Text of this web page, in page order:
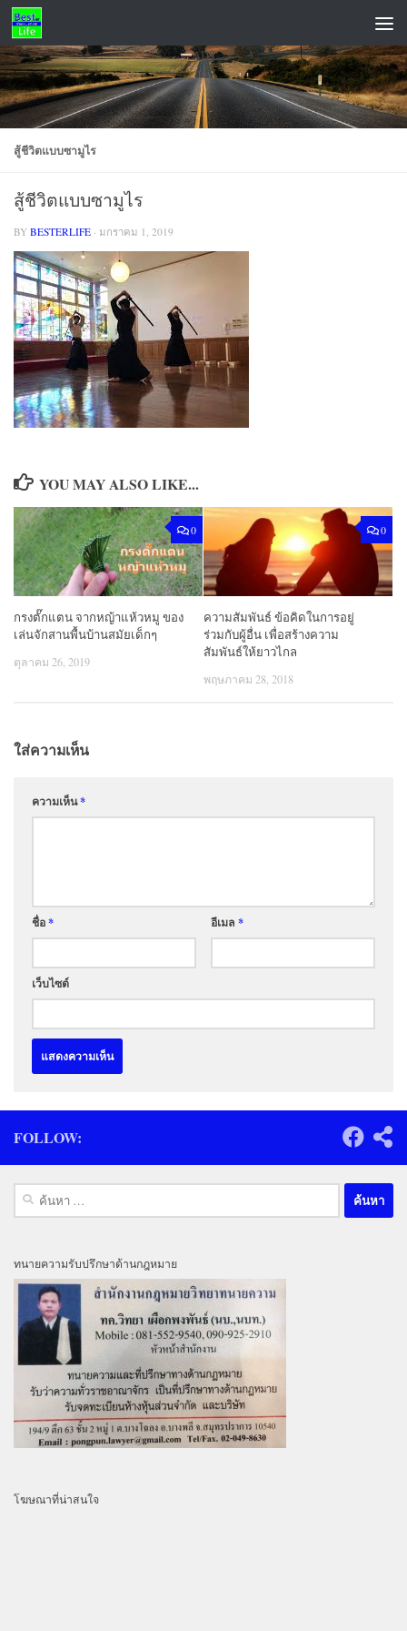
Skip to content
ADS
สู้ชีวิตแบบซามูไร
สู้ชีวิตแบบซามูไร
BY BESTERLIFE · มกราคม 1, 2019
YOU MAY ALSO LIKE...
0
กรงตั๊กแตน จากหญ้าแห้วหมู ของ
เล่นจักสานพื้นบ้านสมัยเด็กๆ
ตุลาคม 26, 2019
0
ความสัมพันธ์ ข้อคิดในการอยู่
ร่วมกับผู้อื่น เพื่อสร้างความ
สัมพันธ์ให้ยาวไกล
พฤษภาคม 28, 2018
ใส่ความเห็น
ความเห็น*
ชื่อ* อีเมล *
เว็บไซต์
FOLLOW:
ค้นหา
สำหรับ:
ทนายความรับปรึกษาด้านกฎหมาย
โฆษณาที่น่าสนใจ